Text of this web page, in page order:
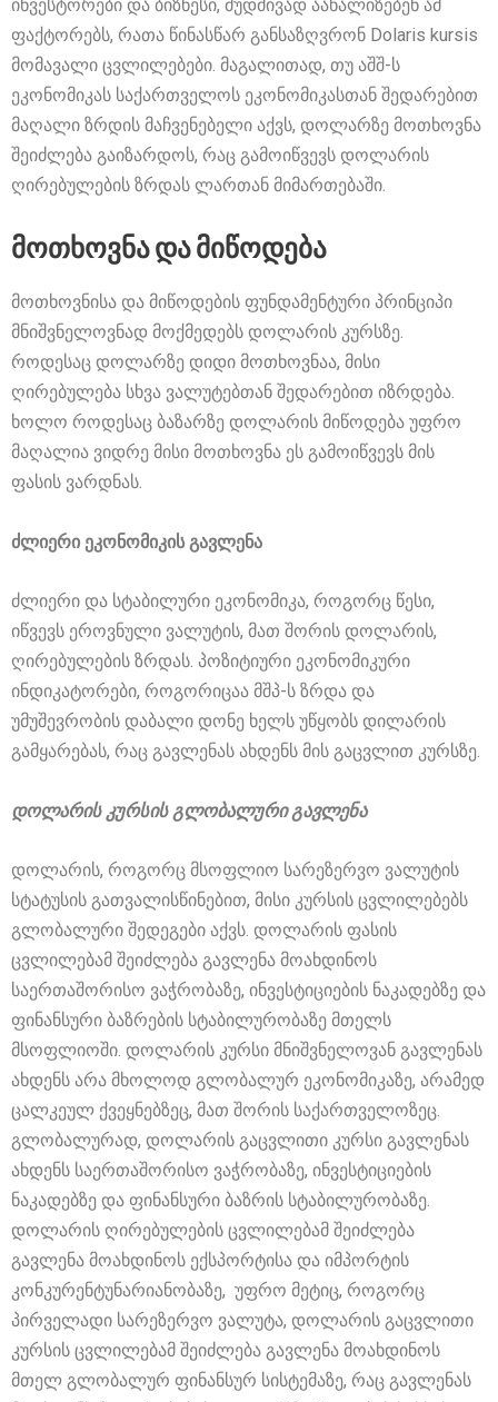
ინვესტორები და ბიზნესი, მუდმივად აანალიზებენ ამ
ფაქტორებს, რათა წინასწარ განსაზღვრონ Dolaris kursis
მომავალი ცვლილებები. მაგალითად, თუ აშშ-ს
ეკონომიკას საქართველოს ეკონომიკასთან შედარებით
მაღალი ზრდის მაჩვენებელი აქვს, დოლარზე მოთხოვნა
შეიძლება გაიზარდოს, რაც გამოიწვევს დოლარის
ღირებულების ზრდას ლართან მიმართებაში.
მოთხოვნა და მიწოდება
მოთხოვნისა და მიწოდების ფუნდამენტური პრინციპი
მნიშვნელოვნად მოქმედებს დოლარის კურსზე.
როდესაც დოლარზე დიდი მოთხოვნაა, მისი
ღირებულება სხვა ვალუტებთან შედარებით იზრდება.
ხოლო როდესაც ბაზარზე დოლარის მიწოდება უფრო
მაღალია ვიდრე მისი მოთხოვნა ეს გამოიწვევს მის
ფასის ვარდნას.
ძლიერი ეკონომიკის გავლენა
ძლიერი და სტაბილური ეკონომიკა, როგორც წესი,
იწვევს ეროვნული ვალუტის, მათ შორის დოლარის,
ღირებულების ზრდას. პოზიტიური ეკონომიკური
ინდიკატორები, როგორიცაა მშპ-ს ზრდა და
უმუშევრობის დაბალი დონე ხელს უწყობს დილარის
გამყარებას, რაც გავლენას ახდენს მის გაცვლით კურსზე.
დოლარის კურსის გლობალური გავლენა
დოლარის, როგორც მსოფლიო სარეზერვო ვალუტის
სტატუსის გათვალისწინებით, მისი კურსის ცვლილებებს
გლობალური შედეგები აქვს. დოლარის ფასის
ცვლილებამ შეიძლება გავლენა მოახდინოს
საერთაშორისო ვაჭრობაზე, ინვესტიციების ნაკადებზე და
ფინანსური ბაზრების სტაბილურობაზე მთელს
მსოფლიოში. დოლარის კურსი მნიშვნელოვან გავლენას
ახდენს არა მხოლოდ გლობალურ ეკონომიკაზე, არამედ
ცალკეულ ქვეყნებზეც, მათ შორის საქართველოზეც.
გლობალურად, დოლარის გაცვლითი კურსი გავლენას
ახდენს საერთაშორისო ვაჭრობაზე, ინვესტიციების
ნაკადებზე და ფინანსური ბაზრის სტაბილურობაზე.
დოლარის ღირებულების ცვლილებამ შეიძლება
გავლენა მოახდინოს ექსპორტისა და იმპორტის
კონკურენტუნარიანობაზე, უფრო მეტიც, როგორც
პირველადი სარეზერვო ვალუტა, დოლარის გაცვლითი
კურსის ცვლილებამ შეიძლება გავლენა მოახდინოს
მთელ გლობალურ ფინანსურ სისტემაზე, რაც გავლენას